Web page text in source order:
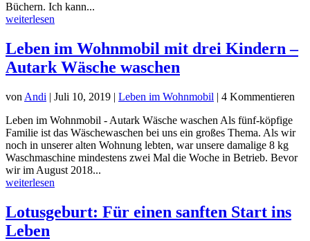
Büchern. Ich kann...
weiterlesen
Leben im Wohnmobil mit drei Kindern –
Autark Wäsche waschen
von Andi | Juli 10, 2019 | Leben im Wohnmobil | 4 Kommentieren
Leben im Wohnmobil - Autark Wäsche waschen Als fünf-köpfige
Familie ist das Wäschewaschen bei uns ein großes Thema. Als wir
noch in unserer alten Wohnung lebten, war unsere damalige 8 kg
Waschmaschine mindestens zwei Mal die Woche in Betrieb. Bevor
wir im August 2018...
weiterlesen
Lotusgeburt: Für einen sanften Start ins
Leben